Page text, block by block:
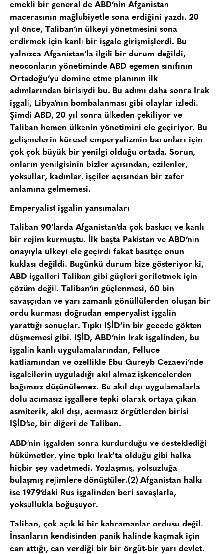
emekli bir general de ABD’nin Afganistan
macerasının mağlubiyetle sona erdiğini yazdı. 20
yıl önce, Taliban’ın ülkeyi yönetmesini sona
erdirmek için kanlı bir işgale girişmişlerdi. Bu
yalnızca Afganistan’la ilgili bir durum değildi,
neoconların yönetiminde ABD egemen sınıfının
Ortadoğu’yu domine etme planının ilk
adımlarından birisiydi bu. Bu adımı daha sonra Irak
işgali, Libya’nın bombalanması gibi olaylar izledi.
Şimdi ABD, 20 yıl sonra ülkeden çekiliyor ve
Taliban hemen ülkenin yönetimini ele geçiriyor. Bu
gelişmelerin küresel emperyalizmin baronları için
çok çok büyük bir yenilgi olduğu ortada. Sorun,
onların yenilgisinin bizler açısından, ezilenler,
yoksullar, kadınlar, işçiler açısından bir zafer
anlamına gelmemesi.
Emperyalist işgalin yansımaları
Taliban 90’larda Afganistan’da çok baskıcı ve kanlı
bir rejim kurmuştu. İlk başta Pakistan ve ABD’nin
onayıyla ülkeyi ele geçirdi fakat basitçe onun
kuklası değildi. Bugünkü durum bize gösteriyor ki,
ABD işgalleri Taliban gibi güçleri geriletmek için
çözüm değil. Taliban’ın güçlenmesi, 60 bin
savaşçıdan ve yarı zamanlı gönüllülerden oluşan bir
ordu kurması doğrudan emperyalist işgalin
yarattığı sonuçlar. Tıpkı IŞİD’in bir gecede gökten
düşmemesi gibi. IŞİD, ABD’nin Irak işgalinden, bu
işgalin kanlı uygulamalarından, Felluce
katliamından ve özellikle Ebu Gureyb Cezaevi’nde
işgalcilerin uyguladığı akıl almaz işkencelerden
bağımsız düşünülemez. Bu akıl dışı uygulamalarla
dolu acımasız işgallere tepki olarak ortaya çıkan
asmiterik, akıl dışı, acımasız örgütlerden birisi
IŞİD’se, bir diğeri de Taliban.
ABD’nin işgalden sonra kurdurduğu ve desteklediği
hükümetler, yine tıpkı Irak’ta olduğu gibi halka
hiçbir şey vadetmedi. Yozlaşmış, yolsuzluğa
bulaşmış rejimlere dönüştüler.(2) Afganistan halkı
ise 1979’daki Rus işgalinden beri savaşlarla,
yoksullukla boğuşuyor.
Taliban, çok açık ki bir kahramanlar ordusu değil.
İnsanların kendisinden panik halinde kaçmak için
can attığı, can verdiği bir bir örgüt-bir yarı devlet.